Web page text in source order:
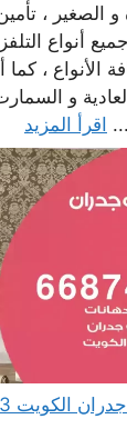
و الصغير ،
أنواع
الأنواع ،
و
اقرأ المزيد